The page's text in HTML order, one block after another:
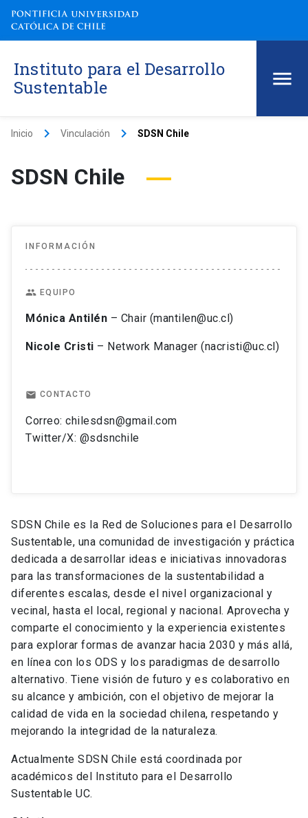
Instituto para el Desarrollo
Sustentable
Inicio keyboard_arrow_right Vinculación keyboard_arrow_right SDSN Chile
SDSN Chile
SDSN Chile es la Red de Soluciones para el Desarrollo
Sustentable, una comunidad de investigación y práctica
dedicada a desarrollar ideas e iniciativas innovadoras
para las transformaciones de la sustentabilidad a
diferentes escalas, desde el nivel organizacional y
vecinal, hasta el local, regional y nacional. Aprovecha y
comparte el conocimiento y la experiencia existentes
para explorar formas de avanzar hacia 2030 y más allá,
en línea con los ODS y los paradigmas de desarrollo
alternativo. Tiene visión de futuro y es colaborativo en
su alcance y ambición, con el objetivo de mejorar la
calidad de vida en la sociedad chilena, respetando y
mejorando la integridad de la naturaleza.
Actualmente SDSN Chile está coordinada por
académicos del Instituto para el Desarrollo
Sustentable UC.
INFORMACIÓN
people EQUIPO
Mónica Antilén – Chair (mantilen@uc.cl)
Nicole Cristi – Network Manager (nacristi@uc.cl)
email CONTACTO
Correo: chilesdsn@gmail.com
Twitter/X: @sdsnchile